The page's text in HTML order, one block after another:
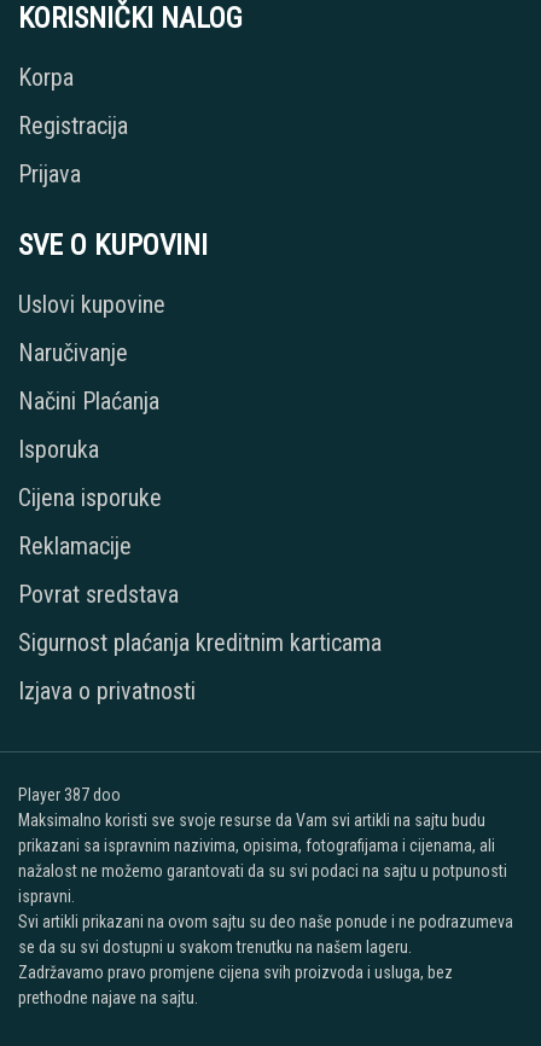
KORISNIČKI NALOG
Korpa
Registracija
Prijava
SVE O KUPOVINI
Uslovi kupovine
Naručivanje
Načini Plaćanja
Isporuka
Cijena isporuke
Reklamacije
Povrat sredstava
Sigurnost plaćanja kreditnim karticama
Izjava o privatnosti
Player 387 doo
Maksimalno koristi sve svoje resurse da Vam svi artikli na sajtu budu
prikazani sa ispravnim nazivima, opisima, fotografijama i cijenama, ali
nažalost ne možemo garantovati da su svi podaci na sajtu u potpunosti
ispravni.
Svi artikli prikazani na ovom sajtu su deo naše ponude i ne podrazumeva
se da su svi dostupni u svakom trenutku na našem lageru.
Zadržavamo pravo promjene cijena svih proizvoda i usluga, bez
prethodne najave na sajtu.